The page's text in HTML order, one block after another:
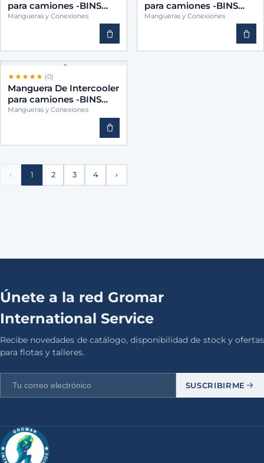
para camiones -BINS
TQG117231
Mangueras y Conexiones
para camiones -BINS
21312238
Mangueras y Conexiones
(0)
Manguera De Intercooler
para camiones -BINS
20463924
Mangueras y Conexiones
‹ 1 2 3 4 ›
Únete a la red Gromar
International Service
Recibe novedades de catálogo, disponibilidad de stock y ofertas
para flotas y talleres.
SUSCRIBIRME